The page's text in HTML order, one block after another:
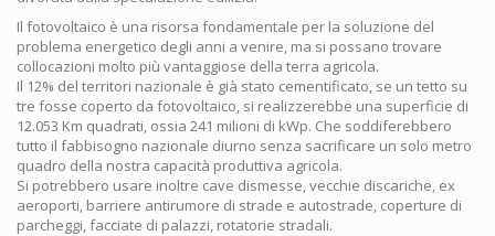
Il fotovoltaico è una risorsa fondamentale per la soluzione del
problema energetico degli anni a venire, ma si possano trovare
collocazioni molto più vantaggiose della terra agricola.
Il 12% del territori nazionale è già stato cementificato, se un tetto su
tre fosse coperto da fotovoltaico, si realizzerebbe una superficie di
12.053 Km quadrati, ossia 241 milioni di kWp. Che soddiferebbero
tutto il fabbisogno nazionale diurno senza sacrificare un solo metro
quadro della nostra capacità produttiva agricola.
Si potrebbero usare inoltre cave dismesse, vecchie discariche, ex
aeroporti, barriere antirumore di strade e autostrade, coperture di
parcheggi, facciate di palazzi, rotatorie stradali.